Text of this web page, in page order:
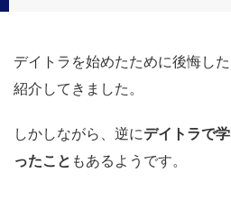
デイトラを始めたために後悔し
紹介してきました。
しかしながら、逆にデイトラで
ったこと もあるようです。